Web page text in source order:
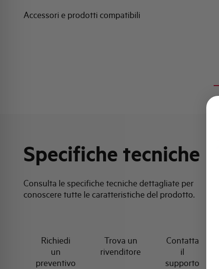
Accessori e prodotti compatibili
Specifiche tecniche
Consulta le specifiche tecniche dettagliate per
conoscere tutte le caratteristiche del prodotto.
Richiedi
un
preventivo
Trova un
rivenditore
Contatta
il
supporto